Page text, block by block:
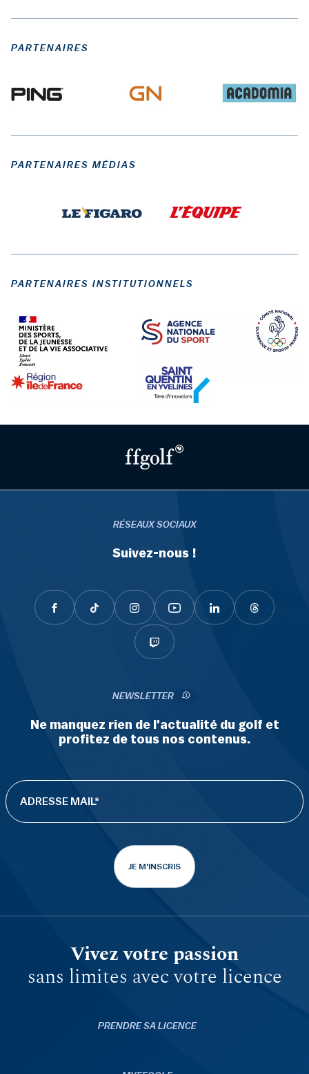
PARTENAIRES
PARTENAIRES MÉDIAS
PARTENAIRES INSTITUTIONNELS
RÉSEAUX SOCIAUX
Suivez-nous !
NEWSLETTER
Ne manquez rien de l'actualité du golf et
profitez de tous nos contenus.
JE M'INSCRIS
Vivez votre passion
sans limites avec votre licence
PRENDRE SA LICENCE